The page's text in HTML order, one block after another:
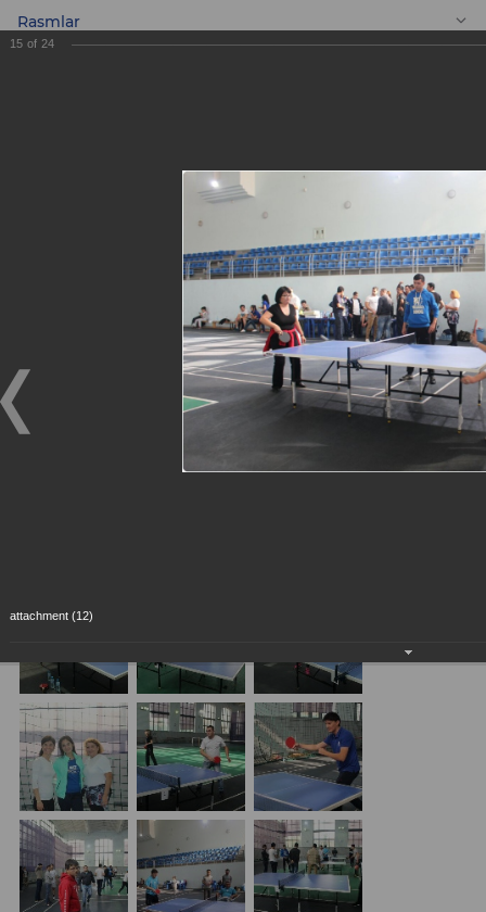
Rasmlar
musobaqasi
2017 yil 4 noyabrda «ASIA ALLIANCE BANK» ATB Yoshlar
Ittifoqi tomonidan Toshkent Moliya Institutining sport-
sogʻlomlashtirish majmuasida Bosh ofis va Toshkent
shahridagi filiallar xodimlari oʻrtasida stol tennisi boʻyicha
musobaqa oʻtkazildi.
15 of 24
attachment (12)